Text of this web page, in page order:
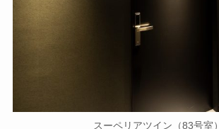
スーペリアツイン（83号室）